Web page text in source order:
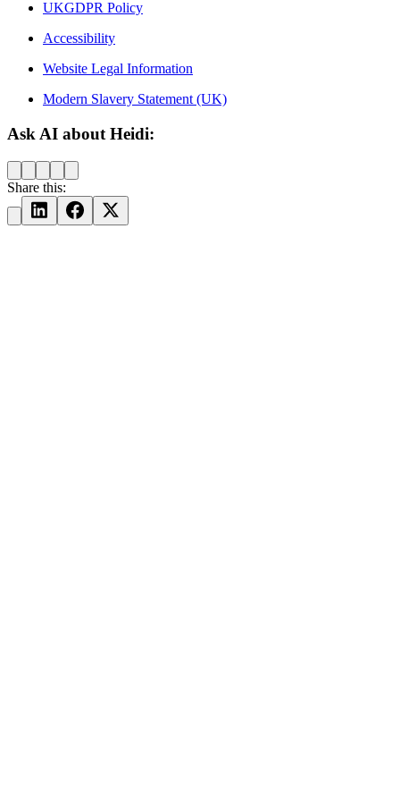
UKGDPR Policy
Accessibility
Website Legal Information
Modern Slavery Statement (UK)
Ask AI about Heidi:
Share this: